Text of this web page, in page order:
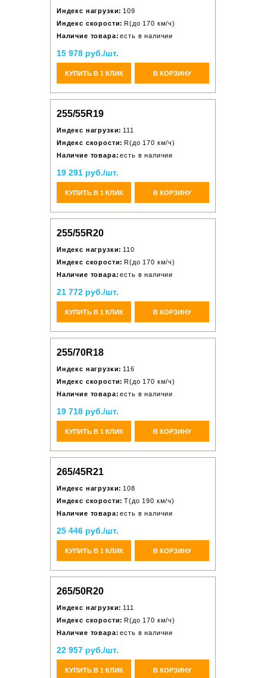
Индекс нагрузки: 109
Индекс скорости: R(до 170 км/ч)
Наличие товара: есть в наличии
15 978 руб./шт.
КУПИТЬ В 1 КЛИК В КОРЗИНУ
255/55R19
Индекс нагрузки: 111
Индекс скорости: R(до 170 км/ч)
Наличие товара: есть в наличии
19 291 руб./шт.
КУПИТЬ В 1 КЛИК В КОРЗИНУ
255/55R20
Индекс нагрузки: 110
Индекс скорости: R(до 170 км/ч)
Наличие товара: есть в наличии
21 772 руб./шт.
КУПИТЬ В 1 КЛИК В КОРЗИНУ
255/70R18
Индекс нагрузки: 116
Индекс скорости: R(до 170 км/ч)
Наличие товара: есть в наличии
19 718 руб./шт.
КУПИТЬ В 1 КЛИК В КОРЗИНУ
265/45R21
Индекс нагрузки: 108
Индекс скорости: T(до 190 км/ч)
Наличие товара: есть в наличии
25 446 руб./шт.
КУПИТЬ В 1 КЛИК В КОРЗИНУ
265/50R20
Индекс нагрузки: 111
Индекс скорости: R(до 170 км/ч)
Наличие товара: есть в наличии
22 957 руб./шт.
КУПИТЬ В 1 КЛИК В КОРЗИНУ